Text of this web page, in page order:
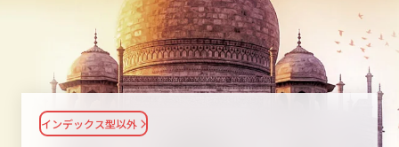
ファンド情報TOP
基準価額一覧
ファンド検索
ファンド比較
マーケット情報
マーケット情報TOP
マーケット指数
資産形成ポータル
資産形成ポータルTOP
サステナビリティ
インデックス型以外